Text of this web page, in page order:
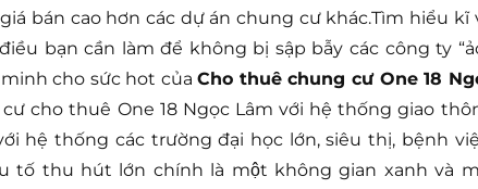
bán cao hơn các dự án chung cư khác.Tìm hiểu kĩ
bạn cần làm để không bị sập bẫy các công ty
cho sức hot củaCho thuê chung cư One 18
cho thuê One 18 Ngọc Lâm với hệ thống giao
hệ thống các trường đại học lớn, siêu thị, bệnh
tố thu hút lớn chính là một không gian xanh và